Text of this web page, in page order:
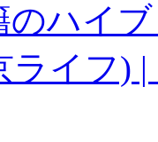
ハイ
ライフ)